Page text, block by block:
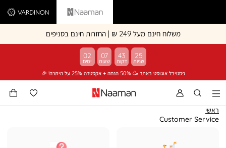
Vardinon Naaman
משלוח חינם מעל 249 ₪ | החזרות חינם בסניפים
פסטיבל אוגוסט באתר 🥳 50% הנחה + אקסטרה 25% על היתרה! 🎉
02 07 43 25
ראשי
Customer Service
Customer